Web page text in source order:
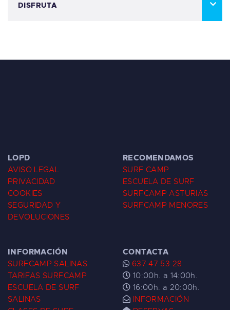
DISFRUTA
LOPD
AVISO LEGAL
PRIVACIDAD
COOKIES
SEGURIDAD Y
DEVOLUCIONES
RECOMENDAMOS
SURF CAMP
ESCUELA DE SURF
SURFCAMP ASTURIAS
SURFCAMP MENORES
INFORMACIÓN
SURFCAMP SALINAS
TARIFAS SURFCAMP
ESCUELA DE SURF
SALINAS
CONTACTA
637 47 53 28
10:00h. a 14:00h.
16:00h. a 20:00h.
INFORMACIÓN